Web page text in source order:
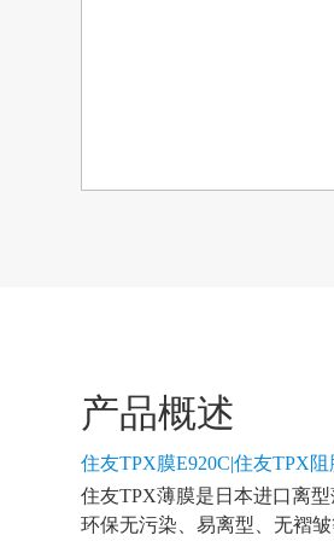
产品概述
住友TPX膜E920C|住友TPX
住友TPX薄膜是日本进口离
环保无污染、易离型、无褶